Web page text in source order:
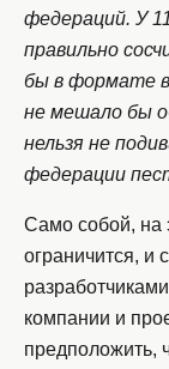
федераций. У
правильно
бы в формате
не мешало бы
нельзя не
федерации
Само собой, на
ограничится, и
компании и
предположить,